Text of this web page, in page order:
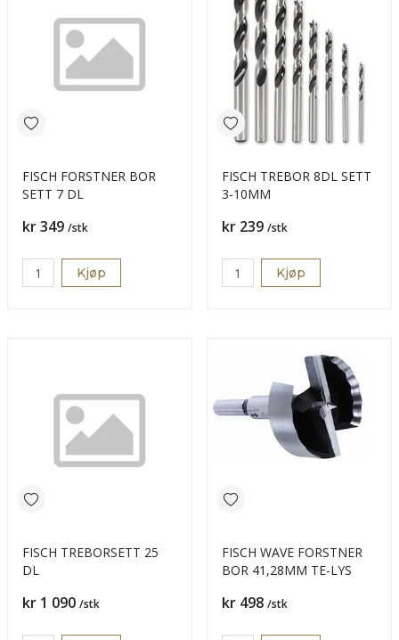
FISCH FORSTNER BOR
SETT 7 DL
Pris
kr 349 /stk
Kjøp
FISCH TREBOR 8DL SETT
3-10MM
Pris
kr 239 /stk
Kjøp
FISCH TREBORSETT 25
DL
Pris
kr 1 090 /stk
FISCH WAVE FORSTNER
BOR 41,28MM TE-LYS
Pris
kr 498 /stk